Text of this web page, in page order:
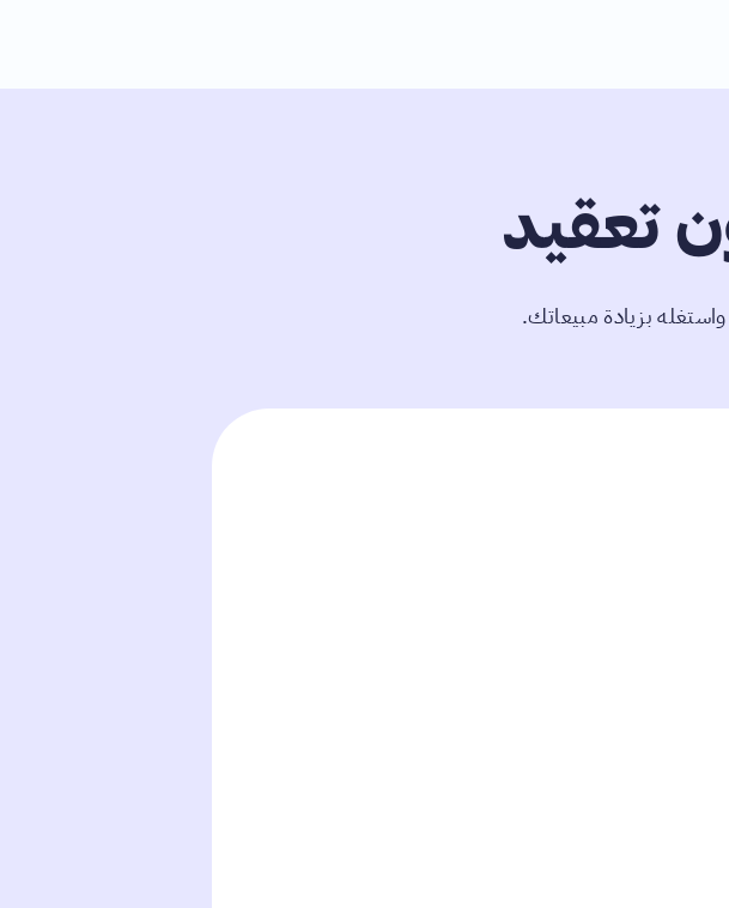
تعقيد
بزيادة مبيعاتك.